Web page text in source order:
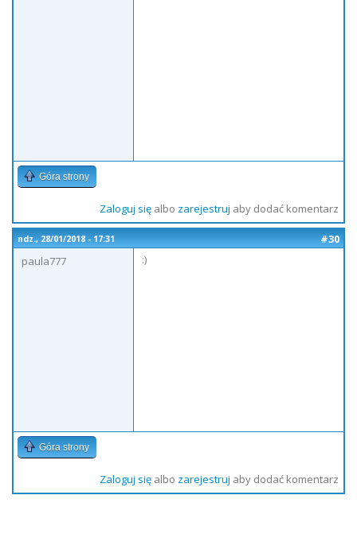
Góra strony
Zaloguj sięalbo zarejestruj aby dodać komentarz
ndz., 28/01/2018 - 17:31
#30
paula777
:)
Góra strony
Zaloguj sięalbo zarejestruj aby dodać komentarz